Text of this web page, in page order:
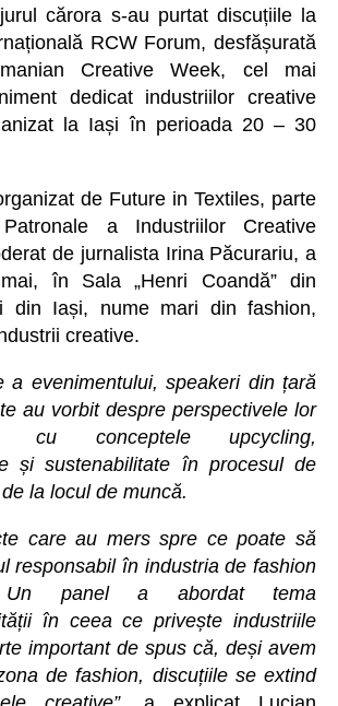
cărora s-au purtat discuțiile la
RCW Forum, desfășurată
Creative Week, cel mai
dedicat industriilor creative
la Iași în perioada 20 – 30
de Future in Textiles, parte
a Industriilor Creative
de jurnalista Irina Păcurariu, a
în Sala „Henri Coandă” din
din Iași, nume mari din fashion,
creative.
a evenimentului, speakeri din țară
au vorbit despre perspectivele lor
cu conceptele upcycling,
și sustenabilitate în procesul de
la locul de muncă.
care au mers spre ce poate să
responsabil în industria de fashion
panel a abordat tema
în ceea ce privește industriile
important de spus că, deși avem
de fashion, discuțiile se extind